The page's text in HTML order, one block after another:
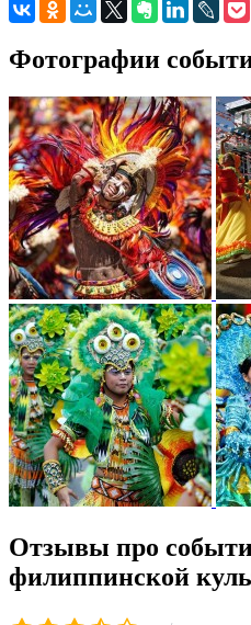
Фотографии
Отзывы про
филиппинской